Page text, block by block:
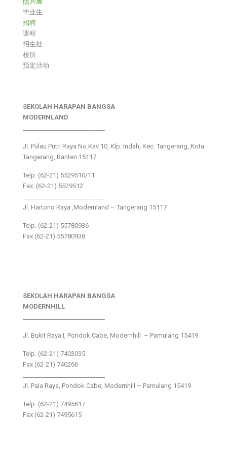
毕业生
招聘
课程
招生处
校历
预定活动
SEKOLAH HARAPAN BANGSA
MODERNLAND
Jl. Pulau Putri Raya No.Kav 10, Klp. Indah, Kec. Tangerang, Kota
Tangerang, Banten 15117
Telp: (62-21) 5529510/11
Fax: (62-21) 5529512
Jl. Hartono Raya ,Modernland – Tangerang 15117
Telp. (62-21) 55780936
Fax (62-21) 55780938
SEKOLAH HARAPAN BANGSA
MODERNHILL
Jl. Bukit Raya I, Pondok Cabe, Modernhill – Pamulang 15419
Telp. (62-21) 7403035
Fax (62-21) 740266
Jl. Pala Raya, Pondok Cabe, Modernhill – Pamulang 15419
Telp. (62-21) 7495617
Fax (62-21) 7495615